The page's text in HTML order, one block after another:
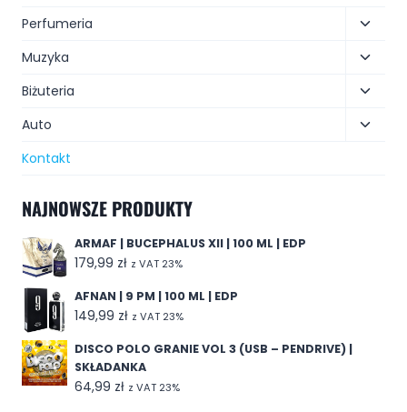
Perfumeria
Muzyka
Biżuteria
Auto
Kontakt
NAJNOWSZE PRODUKTY
ARMAF | BUCEPHALUS XII | 100 ML | EDP
179,99 zł z VAT 23%
AFNAN | 9 PM | 100 ML | EDP
149,99 zł z VAT 23%
DISCO POLO GRANIE VOL 3 (USB – PENDRIVE) |
SKŁADANKA
64,99 zł z VAT 23%